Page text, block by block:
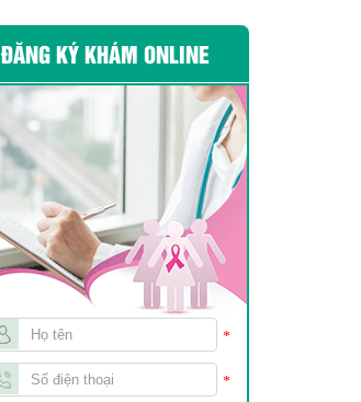
ĐĂNG KÝ KHÁM ONLINE
*
*